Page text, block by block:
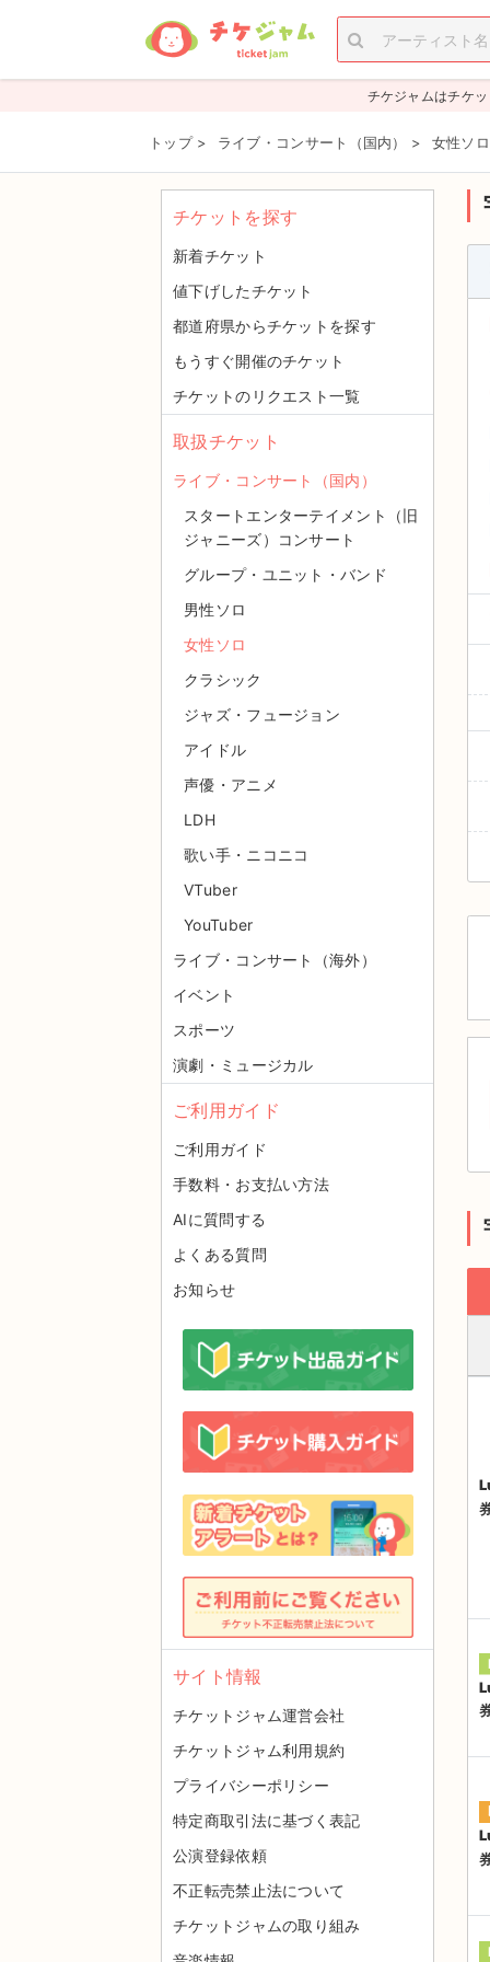
チケジャムはチケ
トップ > ライブ・コンサート（国内） > 女性ソロ
チケットを探す
新着チケット
値下げしたチケット
都道府県からチケットを探す
もうすぐ開催のチケット
チケットのリクエスト一覧
取扱チケット
ライブ・コンサート（国内）
スタートエンターテイメント（旧
ジャニーズ）コンサート
グループ・ユニット・バンド
男性ソロ
女性ソロ
クラシック
ジャズ・フュージョン
アイドル
声優・アニメ
LDH
歌い手・ニコニコ
VTuber
YouTuber
ライブ・コンサート（海外）
イベント
スポーツ
演劇・ミュージカル
ご利用ガイド
ご利用ガイド
手数料・お支払い方法
AIに質問する
よくある質問
お知らせ
サイト情報
チケットジャム運営会社
チケットジャム利用規約
プライバシーポリシー
特定商取引法に基づく表記
公演登録依頼
不正転売禁止法について
チケットジャムの取り組み